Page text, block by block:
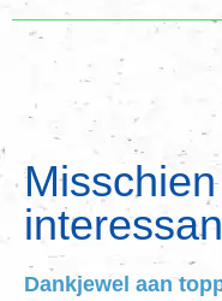
Dankjewel aan